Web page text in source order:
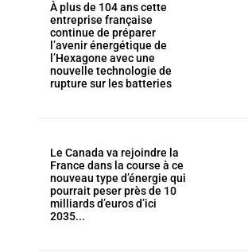
À plus de 104 ans cette
entreprise française
continue de préparer
l’avenir énergétique de
l’Hexagone avec une
nouvelle technologie de
rupture sur les batteries
Le Canada va rejoindre la
France dans la course à ce
nouveau type d’énergie qui
pourrait peser près de 10
milliards d’euros d’ici
2035...